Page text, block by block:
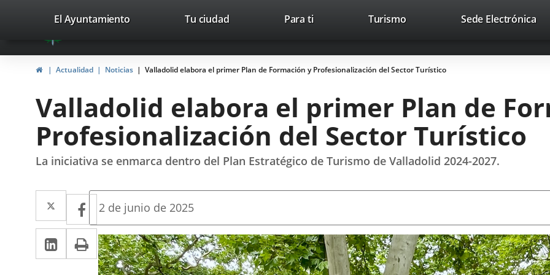
Portal
Web
del
Valladolid
avaTop Trabaja con nosotros Contacto
valladolid.es
El Ayuntamiento Tu ciudad Para ti TurismoThis
open
in
pop-
up
window.
Sede ElectrónicaLink
HomeActualidad Noticias Valladolid elabora el primer Plan de Formación y Profesionalización del Sector Turístico
Valladolid elabora el primer Plan de
Profesionalización del Sector Turístico
La iniciativa se enmarca dentro del Plan Estratégico de Turismo de Valladolid 2024-2027.
Twitter
Enlace
a
una
aplicación
Facebook
Enlace
a
una
aplicación
Linkedin
Enlace
a
Print
Fecha
la
noticia
2 de junio de 2025